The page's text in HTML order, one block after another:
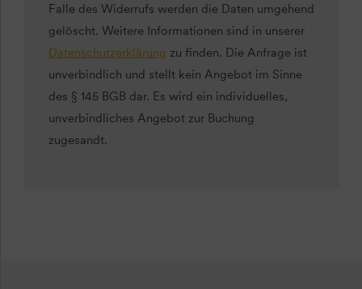
Falle des Widerrufs werden die Daten umgehend
gelöscht. Weitere Informationen sind in unserer
Datenschutzerklärung zu finden. Die Anfrage ist
unverbindlich und stellt kein Angebot im Sinne
des § 145 BGB dar. Es wird ein individuelles,
unverbindliches Angebot zur Buchung
zugesandt.